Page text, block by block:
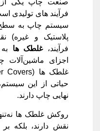
صنعت چاپ یکی از
فرآیند های تولیدی
سیستم چاپ به سطح
پلاستیک و غیره)
فرآیند،غلطک ‌ها
اجزای
حیاتی از این
نهایی چاپ دارند.
روکش غلطک ‌ها
نقش دارند، بلکه